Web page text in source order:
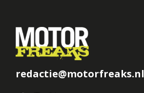
redactie@motorfreaks.nl